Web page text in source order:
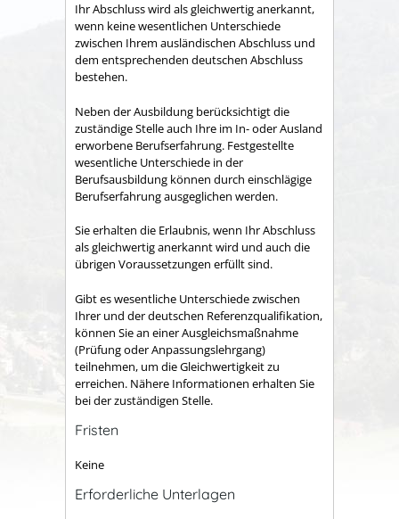
Ihr Abschluss wird als gleichwertig anerkannt,
wenn keine wesentlichen Unterschiede
zwischen Ihrem ausländischen Abschluss und
dem entsprechenden deutschen Abschluss
bestehen.
Neben der Ausbildung berücksichtigt die
zuständige Stelle auch Ihre im In- oder Ausland
erworbene Berufserfahrung. Festgestellte
wesentliche Unterschiede in der
Berufsausbildung können durch einschlägige
Berufserfahrung ausgeglichen werden.
Sie erhalten die Erlaubnis, wenn Ihr Abschluss
als gleichwertig anerkannt wird und auch die
übrigen Voraussetzungen erfüllt sind.
Gibt es wesentliche Unterschiede zwischen
Ihrer und der deutschen Referenzqualifikation,
können Sie an einer Ausgleichsmaßnahme
(Prüfung oder Anpassungslehrgang)
teilnehmen, um die Gleichwertigkeit zu
erreichen. Nähere Informationen erhalten Sie
bei der zuständigen Stelle.
Fristen
Keine
Erforderliche Unterlagen